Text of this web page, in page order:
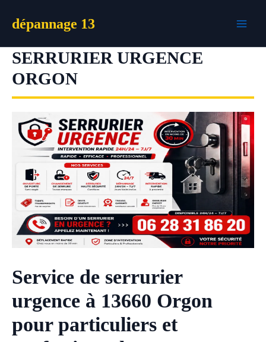
dépannage 13
SERRURIER URGENCE
ORGON
Service de serrurier
urgence à 13660 Orgon
pour particuliers et